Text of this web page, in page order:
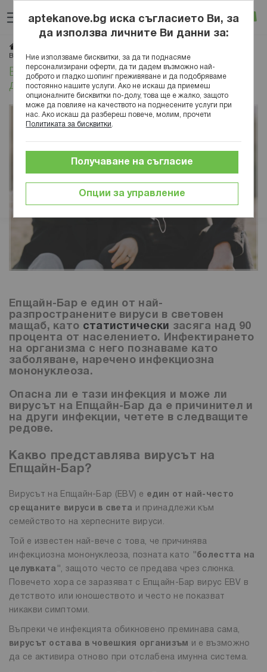
към
съдържанието
Вход
Вирус на Епщайн-Бар: симптоми, диагностика и лечение
Вирус на Епщайн-Бар: симптоми,
диагностика и лечение
Епщайн-Бар е един от най-
разпространените вируси в световен
мащаб, като статистически засяга над 90
процента от населението. Инфектирането
на организма с него познаваме като
заболяване, наречено инфекциозна
мононуклеоза.
Опасна ли е тази инфекция и може ли
вирусът на Епщайн-Бар да е причинител и
на други инфекции, четете в следващите
редове.
Какво представлява вирусът на
Епщайн-Бар?
Вирусът на Епщайн-Бар (EBV) е един от най-често
срещаните вируси в света и принадлежи към
семейството на херпесните вируси.
Той е известен най-вече с това, че причинява
инфекциозна мононуклеоза, позната като
"болестта на
целувката", защото често се предава чрез слюнка.
Повечето хора се заразяват с Епщайн-Бар вирус EBV в
детството или юношеството и често не показват
никакви симптоми.
Въпреки че инфекцията обикновено преминава сама,
вирусът остава в човешкия организъм и е възможно
да се активира отново при отслабена имунна система.
aptekanove.bg иска съгласието Ви, за
да използва личните Ви данни за:
Ние използваме бисквитки, за да ти поднасяме
персонализирани оферти, да ти дадем възможно най-
доброто и гладко шопинг преживяване и да подобряваме
постоянно нашите услуги. Ако не искаш да приемеш
опционалните бисквитки по-долу, това ще е жалко, защото
може да повлияе на качеството на поднесените услуги при
нас. Ако искаш да разбереш повече, молим, прочети
Политиката за бисквитки
Опции за управление
Получаване на съгласие